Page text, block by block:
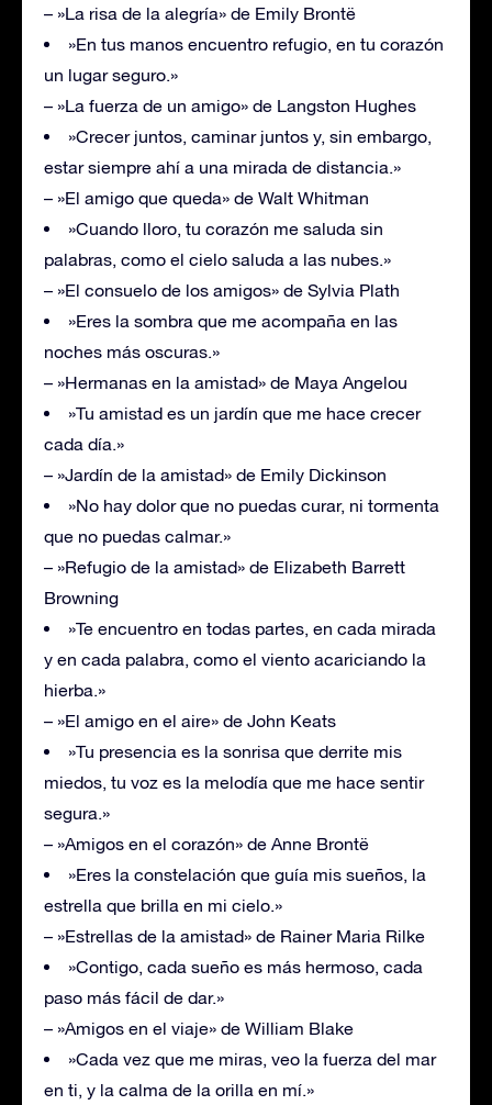
– »La risa de la alegría» de Emily Brontë
»En tus manos encuentro refugio, en tu corazón
un lugar seguro.»
– »La fuerza de un amigo» de Langston Hughes
»Crecer juntos, caminar juntos y, sin embargo,
estar siempre ahí a una mirada de distancia.»
– »El amigo que queda» de Walt Whitman
»Cuando lloro, tu corazón me saluda sin
palabras, como el cielo saluda a las nubes.»
– »El consuelo de los amigos» de Sylvia Plath
»Eres la sombra que me acompaña en las
noches más oscuras.»
– »Hermanas en la amistad» de Maya Angelou
»Tu amistad es un jardín que me hace crecer
cada día.»
– »Jardín de la amistad» de Emily Dickinson
»No hay dolor que no puedas curar, ni tormenta
que no puedas calmar.»
– »Refugio de la amistad» de Elizabeth Barrett
Browning
»Te encuentro en todas partes, en cada mirada
y en cada palabra, como el viento acariciando la
hierba.»
– »El amigo en el aire» de John Keats
»Tu presencia es la sonrisa que derrite mis
miedos, tu voz es la melodía que me hace sentir
segura.»
– »Amigos en el corazón» de Anne Brontë
»Eres la constelación que guía mis sueños, la
estrella que brilla en mi cielo.»
– »Estrellas de la amistad» de Rainer Maria Rilke
»Contigo, cada sueño es más hermoso, cada
paso más fácil de dar.»
– »Amigos en el viaje» de William Blake
»Cada vez que me miras, veo la fuerza del mar
en ti, y la calma de la orilla en mí.»